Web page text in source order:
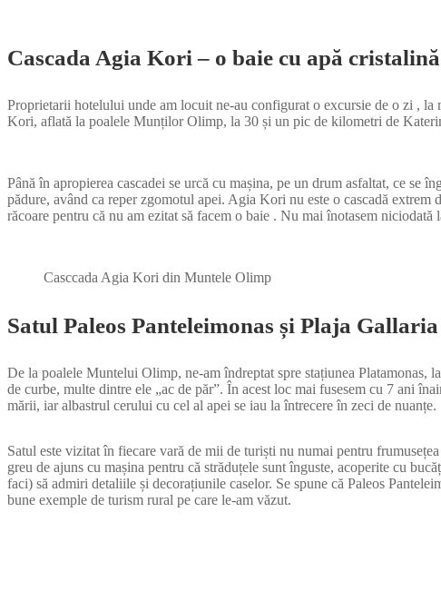
Cascada Agia Kori – o baie cu apă
Proprietarii hotelului unde am locuit ne-au configurat o excursie de o zi ,
Kori, aflată la poalele Munților Olimp, la 30 și un pic de kilometri de
Până în apropierea cascadei se urcă cu mașina, pe un drum asfaltat, ce se
pădure, având ca reper zgomotul apei. Agia Kori nu este o cascadă extrem
răcoare pentru că nu am ezitat să facem o baie . Nu mai înotasem
Casccada Agia Kori din Muntele Olimp
Satul Paleos Panteleimonas și Plaja
De la poalele Muntelui Olimp, ne-am îndreptat spre stațiunea Platamonas,
de curbe, multe dintre ele „ac de păr”. În acest loc mai fusesem cu 7 ani
mării, iar albastrul cerului cu cel al apei se iau la întrecere în zeci de nuanțe.
Satul este vizitat în fiecare vară de mii de turiști nu numai pentru
greu de ajuns cu mașina pentru că străduțele sunt înguste, acoperite cu
faci) să admiri detaliile și decorațiunile caselor. Se spune că Paleos
bune exemple de turism rural pe care le-am văzut.